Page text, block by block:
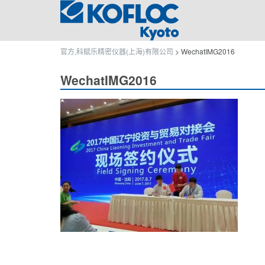
官方,科赋乐精密仪器(上海)有限公司 > WechatIMG2016
WechatIMG2016